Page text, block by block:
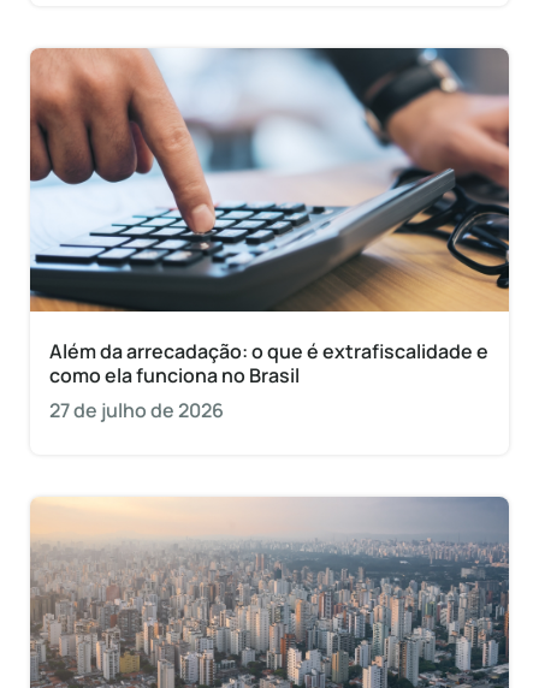
Além da arrecadação: o que é extrafiscalidade e
como ela funciona no Brasil
27 de julho de 2026